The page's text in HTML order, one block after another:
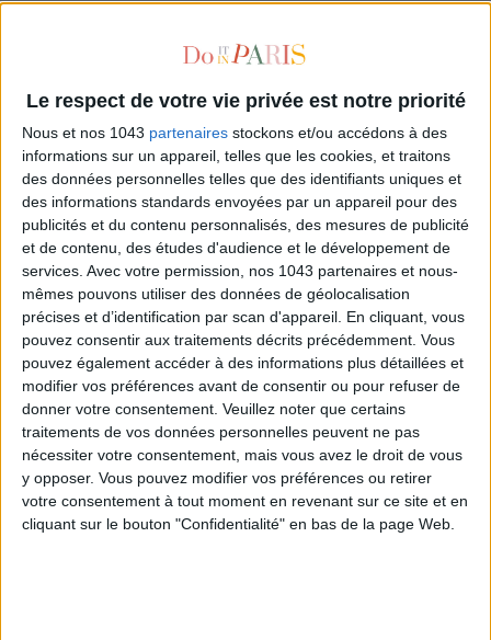
Le respect de votre vie privée est notre priorité
Nous et nos 1043 partenaires stockons et/ou accédons à des
informations sur un appareil, telles que les cookies, et traitons
des données personnelles telles que des identifiants uniques et
des informations standards envoyées par un appareil pour des
publicités et du contenu personnalisés, des mesures de publicité
et de contenu, des études d'audience et le développement de
services. Avec votre permission, nos 1043 partenaires et nous-
mêmes pouvons utiliser des données de géolocalisation
précises et d’identification par scan d'appareil. En cliquant, vous
pouvez consentir aux traitements décrits précédemment. Vous
pouvez également accéder à des informations plus détaillées et
modifier vos préférences avant de consentir ou pour refuser de
donner votre consentement. Veuillez noter que certains
traitements de vos données personnelles peuvent ne pas
nécessiter votre consentement, mais vous avez le droit de vous
y opposer. Vous pouvez modifier vos préférences ou retirer
votre consentement à tout moment en revenant sur ce site et en
cliquant sur le bouton "Confidentialité" en bas de la page Web.
ADOPT PARFUMS IS REVOLUTIONIZING AFFORDABLE MADE-IN-FRANCE
15 IDEAS FOR ENJOYING AUGUST IN PARIS